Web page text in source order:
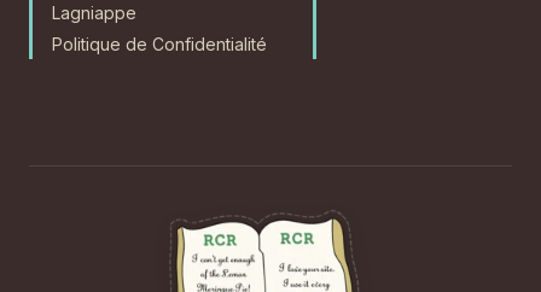
Lagniappe
Politique de Confidentialité